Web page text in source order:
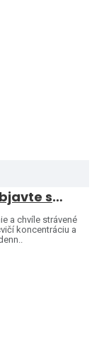
Júnové puzzle inšpirácie: Objavte svet značiek Heye a Jumbo
a chvíle strávené
koncentráciu a